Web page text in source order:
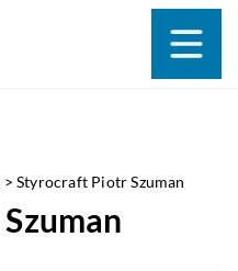
>Styrocraft Piotr Szuman